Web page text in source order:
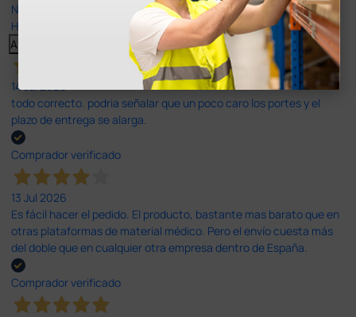
Nuestras reseñas de 4 y 5 estrellas.
Haga clic aquí para leerlos todos >
Anterior
14 Jul 2026
todo correcto. podria señalar que un poco caro los portes y el
plazo de entrega se alarga.
Comprador verificado
13 Jul 2026
Es fácil hacer el pedido. El producto, bastante mas barato que en
otras plataformas de material médico. Pero el envío cuesta más
del doble que en cualquier otra empresa dentro de España.
Comprador verificado